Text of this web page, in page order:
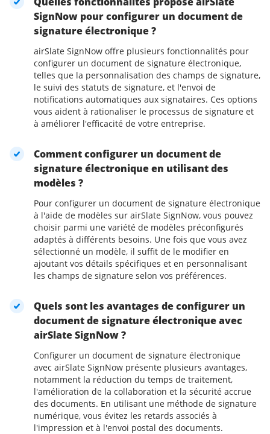
SignNow pour configurer un document de
signature électronique ?
airSlate SignNow offre plusieurs fonctionnalités pour
configurer un document de signature électronique,
telles que la personnalisation des champs de signature,
le suivi des statuts de signature, et l'envoi de
notifications automatiques aux signataires. Ces options
vous aident à rationaliser le processus de signature et
à améliorer l'efficacité de votre entreprise.
Comment configurer un document de
signature électronique en utilisant des
modèles ?
Pour configurer un document de signature électronique
à l'aide de modèles sur airSlate SignNow, vous pouvez
choisir parmi une variété de modèles préconfigurés
adaptés à différents besoins. Une fois que vous avez
sélectionné un modèle, il suffit de le modifier en
ajoutant vos détails spécifiques et en personnalisant
les champs de signature selon vos préférences.
Quels sont les avantages de configurer un
document de signature électronique avec
airSlate SignNow ?
Configurer un document de signature électronique
avec airSlate SignNow présente plusieurs avantages,
notamment la réduction du temps de traitement,
l'amélioration de la collaboration et la sécurité accrue
des documents. En utilisant une méthode de signature
numérique, vous évitez les retards associés à
l'impression et à l'envoi postal des documents.